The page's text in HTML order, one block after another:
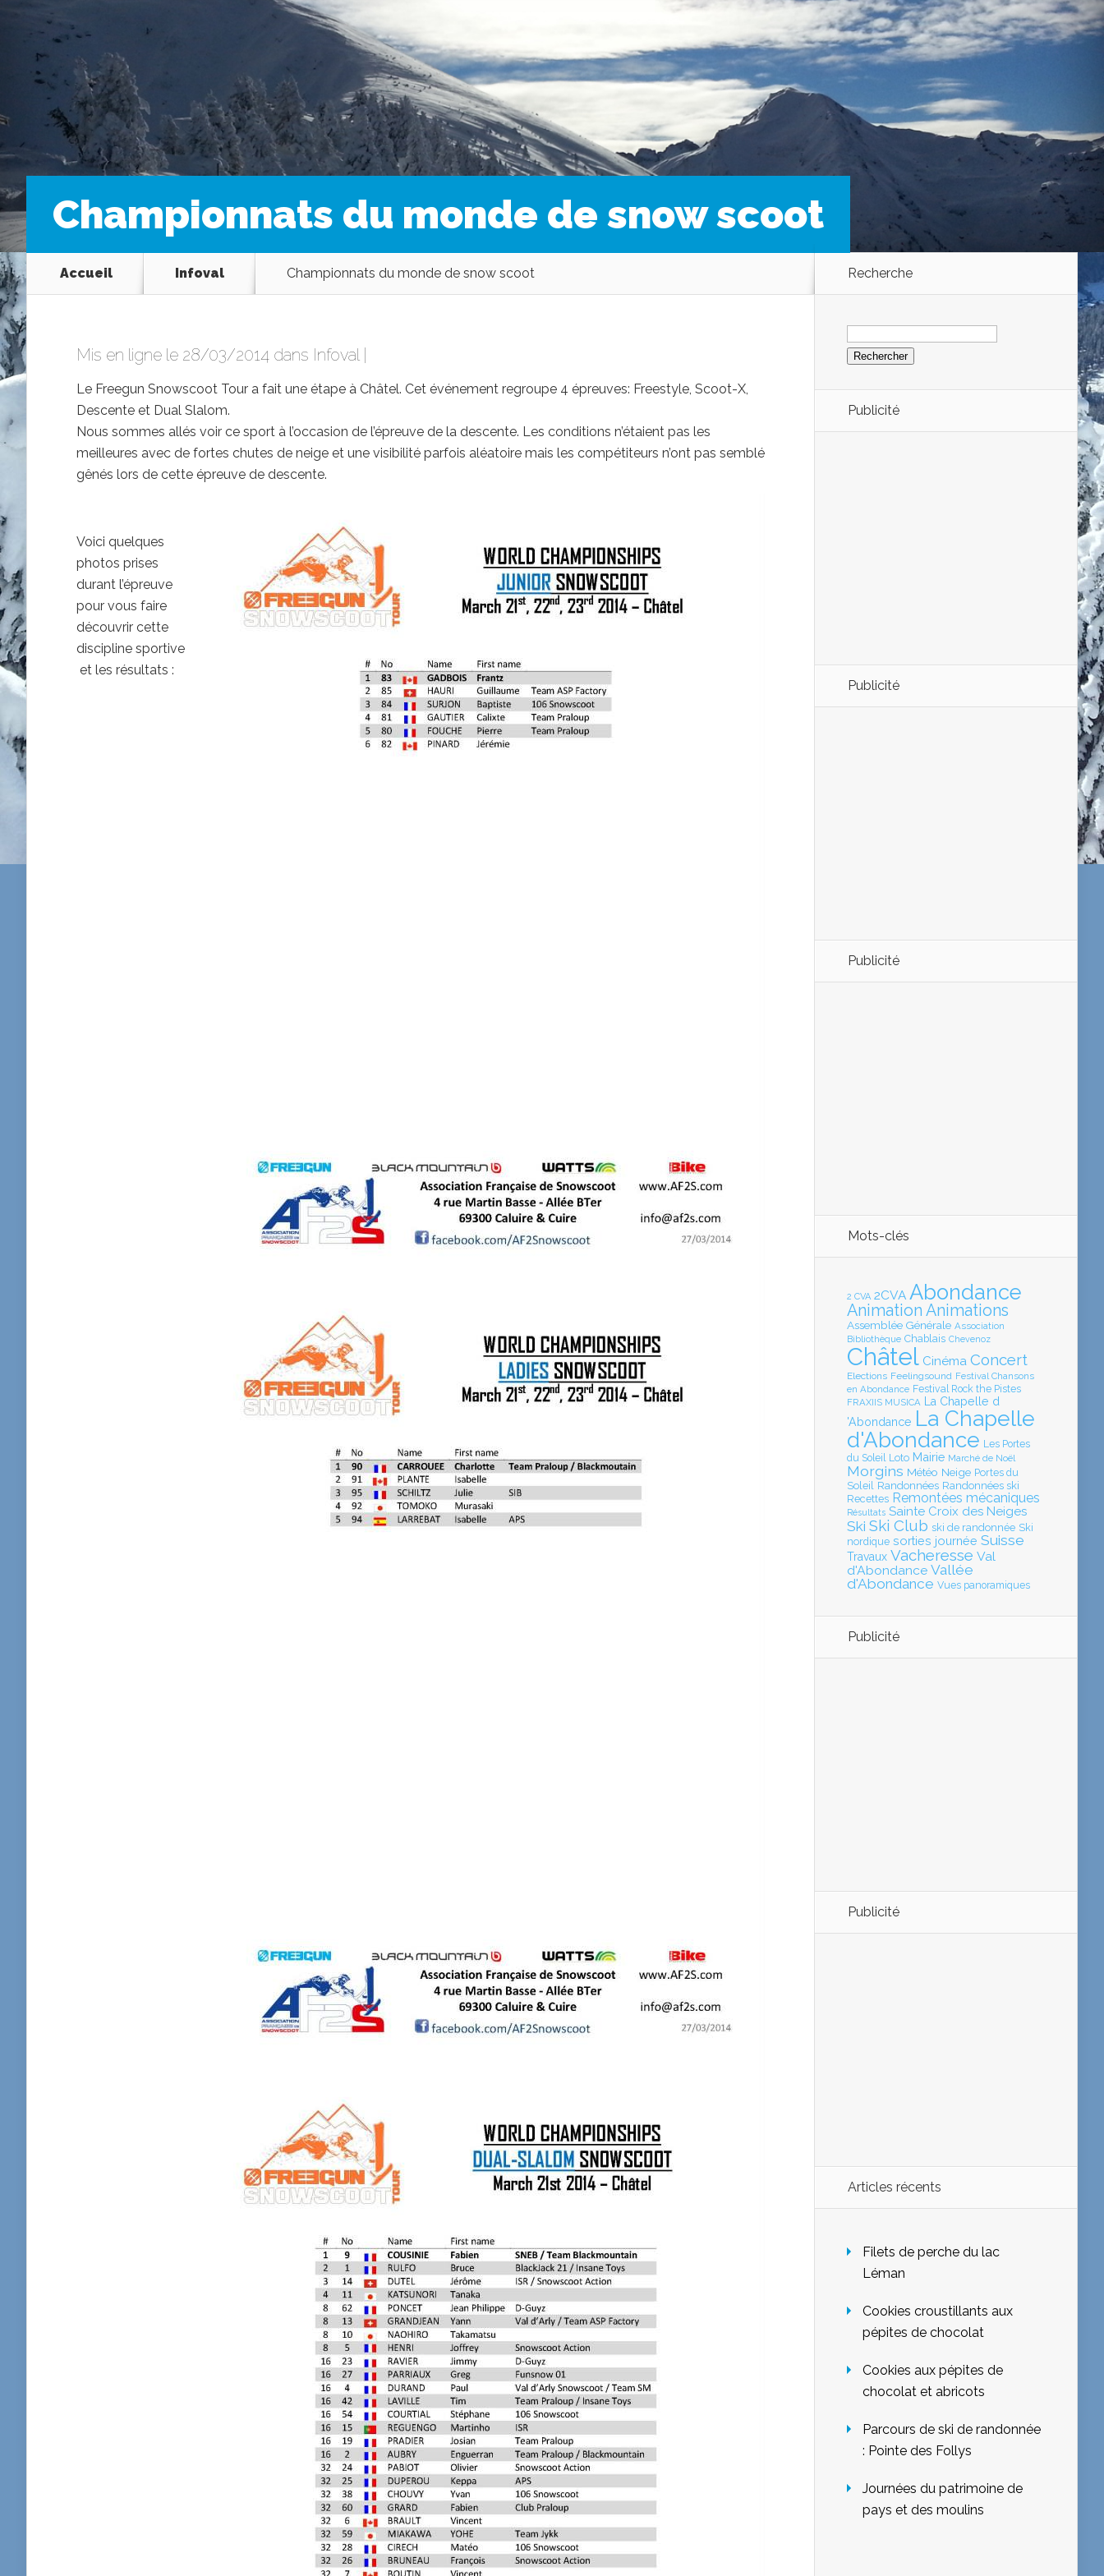
Championnats du monde de snow scoot
Accueil Infoval Championnats du monde de snow scoot
Mis en ligne le 28/03/2014 dans Infoval|
Le Freegun Snowscoot Tour a fait une étape à Châtel. Cet événement regroupe 4 épreuves: Freestyle, Scoot-X,
Descente et Dual Slalom.
Nous sommes allés voir ce sport à l’occasion de l’épreuve de la descente. Les conditions n’étaient pas les
meilleures avec de fortes chutes de neige et une visibilité parfois aléatoire mais les compétiteurs n’ont pas semblé
gênés lors de cette épreuve de descente.
Voici quelques
photos prises
durant l’épreuve
pour vous faire
découvrir cette
discipline sportive
et les résultats :
Recherche
Rechercher :
Publicité
Publicité
Publicité
Mots-clés
2 CVA 2CVA Abondance
Animation Animations
Assemblée Générale Association
Bibliothèque Chablais Chevenoz
Châtel Cinéma Concert
Elections Feelingsound Festival Chansons
en Abondance Festival Rock the Pistes
FRAXIIS MUSICA
La Chapelle d
'Abondance La Chapelle
d'Abondance Les Portes
du Soleil Loto Mairie Marché de Noël
Morgins Météo Neige Portes du
Soleil Randonnées Randonnées ski
Recettes Remontées mécaniques
Résultats Sainte Croix des Neiges
Ski Ski Club ski de randonnée Ski
nordique sorties journée Suisse
Travaux Vacheresse Val
d'Abondance Vallée
d'Abondance Vues panoramiques
Publicité
Publicité
Articles récents
Filets de perche du lac
Léman
Cookies croustillants aux
pépites de chocolat
Cookies aux pépites de
chocolat et abricots
Parcours de ski de randonnée
: Pointe des Follys
Journées du patrimoine de
pays et des moulins